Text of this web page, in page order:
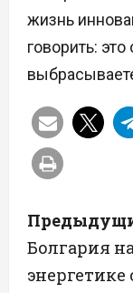
жизнь
говорить:
Н
а
Болгария